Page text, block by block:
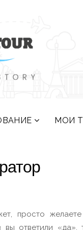
МОИ
просто
ответили